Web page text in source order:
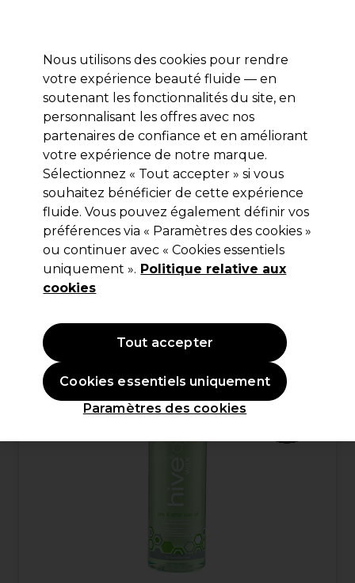
Se connecter
Marques Bons plans Coiffure Electro et Matériel
Livraison et délais
lire la suite
Hive
Hive Huile pré et post-épilation Noix
de coco & Lime 400ml
(3)
7,85 €Hors TVA
Nous utilisons des cookies pour rendre
votre expérience beauté fluide — en
soutenant les fonctionnalités du site, en
personnalisant les offres avec nos
partenaires de confiance et en améliorant
votre expérience de notre marque.
Sélectionnez « Tout accepter » si vous
souhaitez bénéficier de cette expérience
fluide. Vous pouvez également définir vos
préférences via « Paramètres des cookies »
ou continuer avec « Cookies essentiels
uniquement ». Politique relative aux
cookies
Paramètres des cookies
Cookies essentiels uniquement
Tout accepter